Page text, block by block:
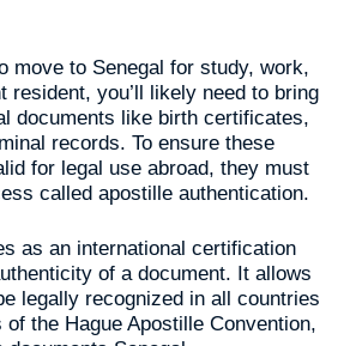
move to Senegal for study, work,
resident, you’ll likely need to bring
documents like birth certificates,
records. To ensure these
for legal use abroad, they must
called apostille authentication.
as an international certification
of a document. It allows
legally recognized in all countries
the Hague Apostille Convention,